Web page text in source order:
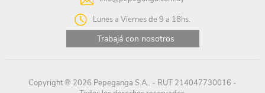
Lunes a Viernes de 9 a 18hs.
Trabajá con nosotros
Copyright ® 2026 Pepeganga S.A.. - RUT 214047730016 -